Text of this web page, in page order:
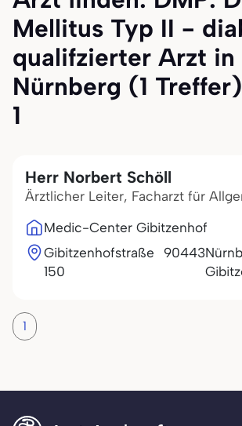
Mellitus Typ II -
qualifzierter Arzt in
Nürnberg (1
1
Herr Norbert Schöll
Ärztlicher Leiter, Facharzt für
Medic-Center Gibitzenhof
Gibitzenhofstraße
150
90443
1